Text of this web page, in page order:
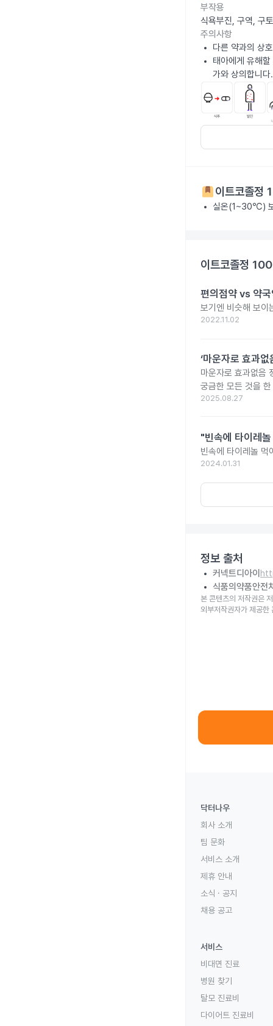
부작용
식욕부진, 구역, 구
주의사항
다른 약과의 상
태아에게 유해
가와 상의합니다.
이트코졸정
실온(1~30℃)
이트코졸정
편의점약 vs 약
보기엔 비슷해 보이
2022.11.02
‘마운자로 효과
마운자로 효과없음
궁금한 모든 것을
2025.08.27
"빈속에 타이레
빈속에 타이레놀 먹
2024.01.31
정보 출처
커넥트디아이
식품의약품안전
본 콘텐츠의 저작권은
외부저작권자가 제공한
닥터나우
회사 소개
팀 문화
서비스 소개
제휴 안내
소식 · 공지
채용 공고
서비스
비대면 진료
병원 찾기
탈모 진료비
다이어트 진료비